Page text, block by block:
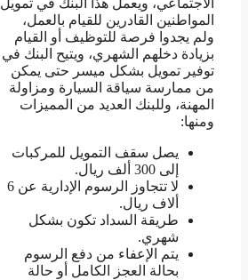
الاجتماعي، ويعمل هذا البنك في تمويل
المواطنين القادرين للقيام بالعمل،
ولم يجدوا فرصة للتوظيف أو القيام
بزيادة دخلهم الشهري، ويتيح البنك في
توفير تمويل بشكل ميسر حتى يمكن
من ممارسة سياقة السيارة ومزاولة
المهنة، وللبنك العديد من المميزات
ومنها:
يصل سقف التمويل للمركبات
إلى 300 ألف ريال.
لا تتجاوز الرسوم الإدارية عن 6
ألاف ريال.
طريقة السداد تكون بشكل
شهري.
يتم الإعفاء من دفع الرسوم
بحالة العجز الكامل أو حالة